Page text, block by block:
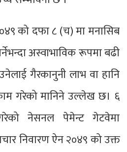
को दफा ८ (च) मा मनासिब
अस्वाभाविक रूपमा बढी
गैरकानुनी लाभ वा हानि
गरेको मानिने उल्लेख छ। ६
नेसनल पेमेन्ट गेटवेमा
निवारण ऐन २०४९ को उक्त